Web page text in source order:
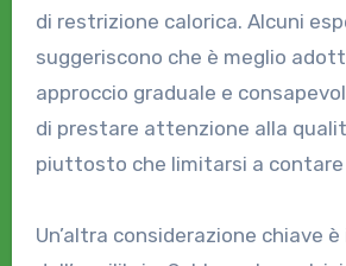
di restrizione calorica. Alcuni
suggeriscono che è meglio
approccio graduale e
di prestare attenzione alla
piuttosto che limitarsi a contare
Un’altra considerazione chiave è